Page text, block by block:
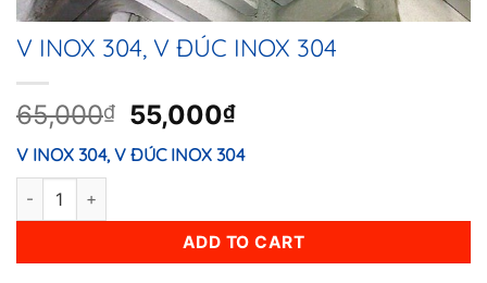
V INOX 304, V ĐÚC INOX 304
65,000₫
Original
price
was:
55,000₫Current
is:
V INOX 304, V ĐÚC INOX 304
V INOX 304, V ĐÚC INOX 304 quantity
ADD TO CART